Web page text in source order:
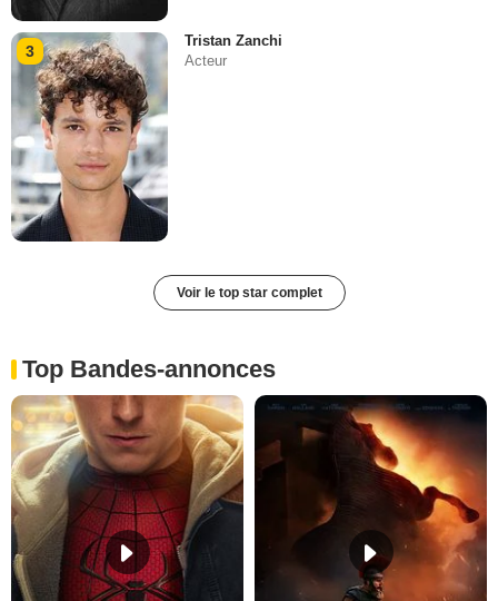
3
Tristan Zanchi
Acteur
Voir le top star complet
Top Bandes-annonces